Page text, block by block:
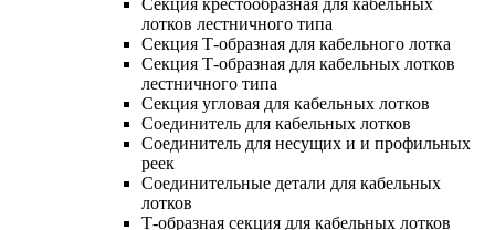
лотков лестничного типа
Секция Т-образная для кабельного лотка
Секция Т-образная для кабельных лотков
лестничного типа
Секция угловая для кабельных лотков
Соединитель для кабельных лотков
Соединитель для несущих и и профильных
реек
Соединительные детали для кабельных
лотков
Т-образная секция для кабельных лотков